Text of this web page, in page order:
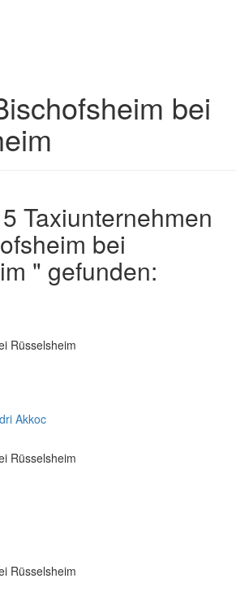
bei
Taxiunternehmen
bei
" gefunden:
Rüsselsheim
Akkoc
Rüsselsheim
Rüsselsheim